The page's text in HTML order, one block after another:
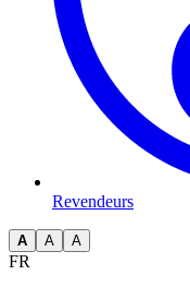
Revendeurs
A A A
FR